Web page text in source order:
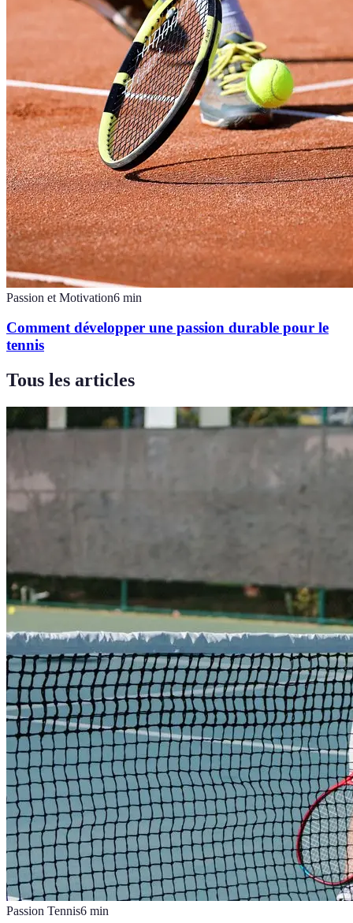
Passion et Motivation6 min
Comment développer une passion durable pour le
tennis
Tous les articles
Passion Tennis6 min